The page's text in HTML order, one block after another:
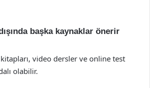
başka kaynaklar önerir
video dersler ve online test
olabilir.